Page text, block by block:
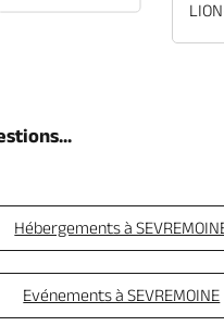
Hébergements à
Evénements à SEVREMOINE